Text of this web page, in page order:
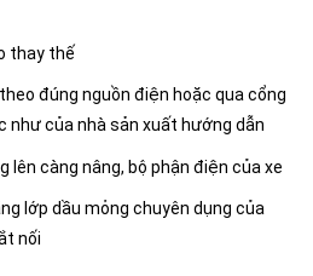
thay thế
đúng nguồn điện hoặc qua cổng
như của nhà sản xuất hướng dẫn
lên càng nâng, bộ phận điện của xe
lớp dầu mỏng chuyên dụng của
nối